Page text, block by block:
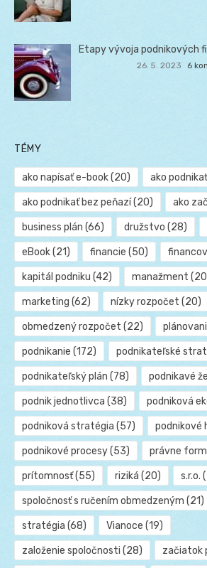
Etapy vývoja podnikových
26. 5. 2023 6
TÉMY
ako napísať e-book(20) ako podnikať
ako podnikať bez peňazí(20) ako
business plán (66) družstvo (28)
eBook(21) financie (50)
kapitál podniku (42) manažment
marketing (62) nízky rozpočet (20)
obmedzený rozpočet (22)
podnikanie (172) podnikateľské
podnikateľský plán (78) podnikavé
podnik jednotlivca (38) podniková
podniková stratégia (57) podnikové
podnikové procesy(53) právne
prítomnosť(55) riziká (20) s.r.o.
spoločnosť s ručením obmedzeným (21)
stratégia (68) Vianoce (19)
založenie spoločnosti (28) začiatok